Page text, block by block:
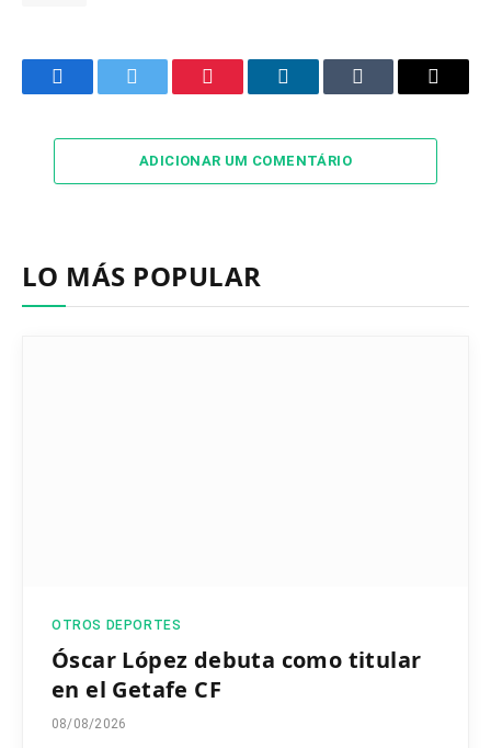
FacebookTwitter Pinterest LinkedInTumblr Email
ADICIONAR UM COMENTÁRIO
LO MÁS POPULAR
OTROS DEPORTES
Óscar López debuta como titular
en el Getafe CF
08/08/2026